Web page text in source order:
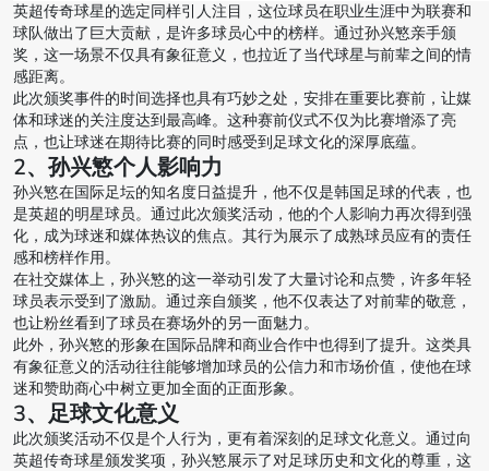
英超传奇球星的选定同样引人注目，这位球员在职业生涯中为联赛和
球队做出了巨大贡献，是许多球员心中的榜样。通过孙兴慜亲手颁
奖，这一场景不仅具有象征意义，也拉近了当代球星与前辈之间的情
感距离。
此次颁奖事件的时间选择也具有巧妙之处，安排在重要比赛前，让媒
体和球迷的关注度达到最高峰。这种赛前仪式不仅为比赛增添了亮
点，也让球迷在期待比赛的同时感受到足球文化的深厚底蕴。
2、孙兴慜个人影响力
孙兴慜在国际足坛的知名度日益提升，他不仅是韩国足球的代表，也
是英超的明星球员。通过此次颁奖活动，他的个人影响力再次得到强
化，成为球迷和媒体热议的焦点。其行为展示了成熟球员应有的责任
感和榜样作用。
在社交媒体上，孙兴慜的这一举动引发了大量讨论和点赞，许多年轻
球员表示受到了激励。通过亲自颁奖，他不仅表达了对前辈的敬意，
也让粉丝看到了球员在赛场外的另一面魅力。
此外，孙兴慜的形象在国际品牌和商业合作中也得到了提升。这类具
有象征意义的活动往往能够增加球员的公信力和市场价值，使他在球
迷和赞助商心中树立更加全面的正面形象。
3、足球文化意义
此次颁奖活动不仅是个人行为，更有着深刻的足球文化意义。通过向
英超传奇球星颁发奖项，孙兴慜展示了对足球历史和文化的尊重，这